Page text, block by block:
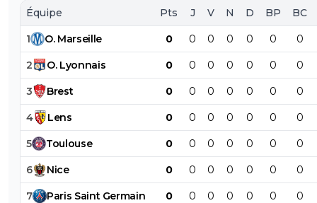
Équipe Pts J V N D BP BC
1 O. Marseille 0 0 0 0 0 0 0
2 O. Lyonnais 0 0 0 0 0 0 0
3 Brest 0 0 0 0 0 0 0
4 Lens 0 0 0 0 0 0 0
5 Toulouse 0 0 0 0 0 0 0
6 Nice 0 0 0 0 0 0 0
7 Paris Saint Germain 0 0 0 0 0 0 0